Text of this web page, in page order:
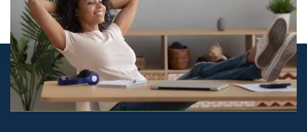
© airco-systemen.nl alle rechten voorbehouden